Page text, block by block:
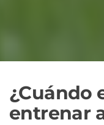
¿Cuándo
entrenar